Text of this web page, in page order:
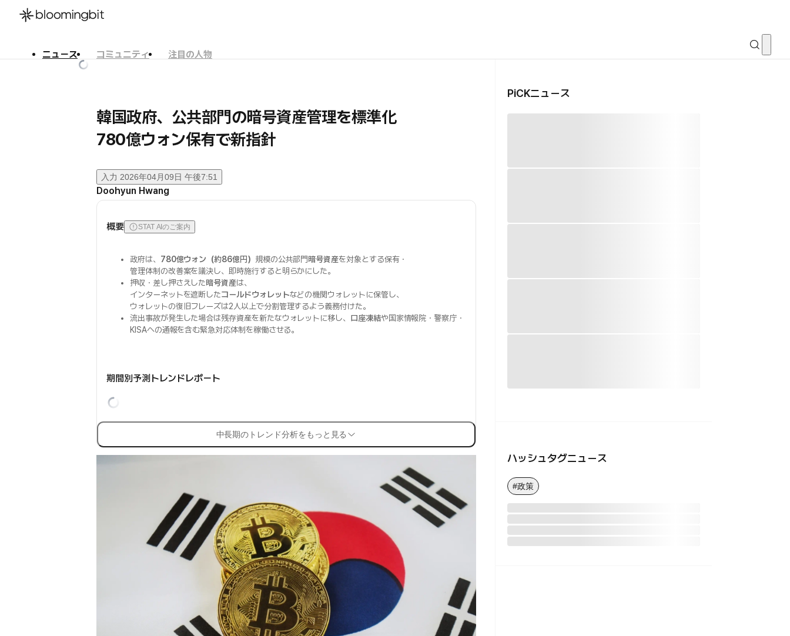
ニュース コミュニティ
注目の人物
韓国政府、公共部門の暗号資産管理を標準化
780億ウォン保有で新指針
入力 2026年04月09日 午後7:51
Doohyun Hwang
概要 STAT AIのご案内
政府は、 780億ウォン（約86億円） 規模の公共部門暗号資産を対象とする保有・
管理体制の改善案を議決し、即時施行すると明らかにした。
押収・差し押さえした暗号資産は、
インターネットを遮断したコールドウォレットなどの機関ウォレットに保管し、
ウォレットの復旧フレーズは2人以上で分割管理するよう義務付けた。
流出事故が発生した場合は残存資産を新たなウォレットに移し、 口座凍結や国家情報院・警察庁・
KISAへの通報を含む緊急対応体制を稼働させる。
期間別予測トレンドレポート
中長期のトレンド分析をもっと見る
PiCKニュース
ハッシュタグニュース
#政策